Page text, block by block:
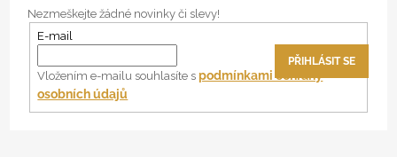
Nezmeškejte žádné novinky či slevy!
E-mail
Vložením e-mailu souhlasíte spodmínkami ochrany
osobních údajů
PŘIHLÁSIT SE